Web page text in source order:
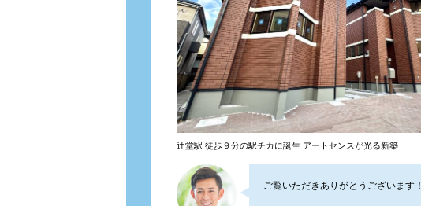
辻堂駅 徒歩９分の駅チカに誕生 アートセンスが光る新築
ご覧いただきありがとうございます！